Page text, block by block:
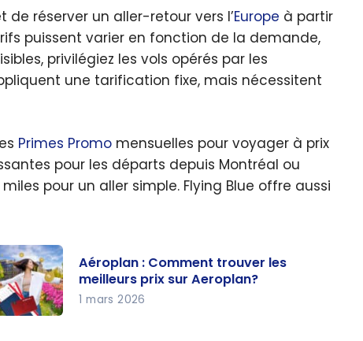
de réserver un aller-retour vers l’Europe à partir
puissent varier en fonction de la demande,
privilégiez les vols opérés par les
une tarification fixe, mais nécessitent
Primes Promo mensuelles pour voyager à prix
pour les départs depuis Montréal ou
pour un aller simple. Flying Blue offre aussi
Aéroplan : Comment trouver les
meilleurs prix sur Aeroplan?
1 mars 2026